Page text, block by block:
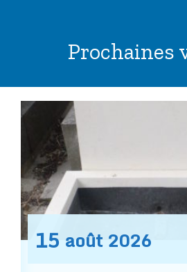
Prochaines
15 août 2026